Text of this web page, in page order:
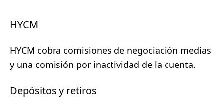
HYCM
HYCM cobra comisiones de negociación medias
y una comisión por inactividad de la cuenta.
Depósitos y retiros